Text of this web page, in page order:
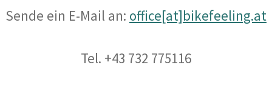
Sende ein E-Mail an: office[at]bikefeeling.at
Tel. +43 732 775116